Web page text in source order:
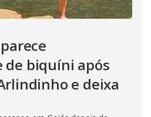
biquíni após
e deixa